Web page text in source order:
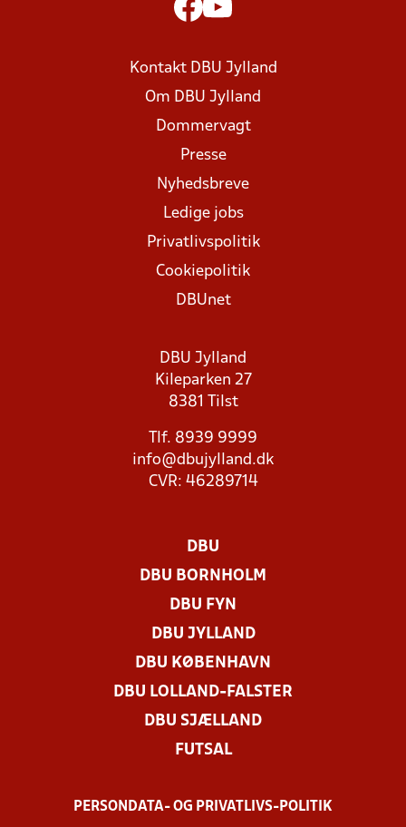
Kontakt DBU Jylland
Om DBU Jylland
Dommervagt
Presse
Nyhedsbreve
Ledige jobs
Privatlivspolitik
Cookiepolitik
DBUnet
DBU Jylland
Kileparken 27
8381 Tilst
Tlf. 8939 9999
info@dbujylland.dk
CVR: 46289714
DBU
DBU BORNHOLM
DBU FYN
DBU JYLLAND
DBU KØBENHAVN
DBU LOLLAND-FALSTER
DBU SJÆLLAND
FUTSAL
PERSONDATA- OG PRIVATLIVS-POLITIK